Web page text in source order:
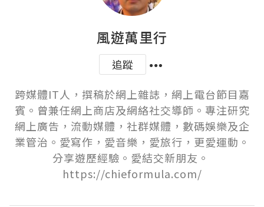
風遊萬里行
追蹤
跨媒體IT人，撰稿於網上雜誌，網上電台節目嘉
賓。曾兼任網上商店及網絡社交導師。專注研究
網上廣告，流動媒體，社群媒體，數碼娛樂及企
業管治。愛寫作，愛音樂，愛旅行，更愛運動。
分享遊歷經驗。愛結交新朋友。
https://chieformula.com/